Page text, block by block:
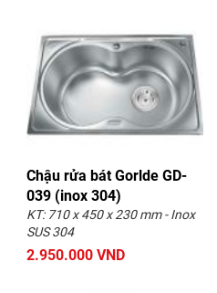
Chậu rửa bát Gorlde GD-
039 (inox 304)
KT: 710 x 450 x 230 mm - Inox
SUS 304
2.950.000 VND